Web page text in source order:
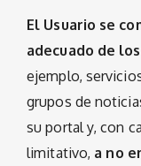
El Usuario se
adecuado de
ejemplo,
grupos de
su portal y, con
limitativo, a no